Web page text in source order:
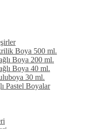
Boya 500 ml.
Boya 200 ml.
Boya 40 ml.
30 ml.
Pastel Boyalar